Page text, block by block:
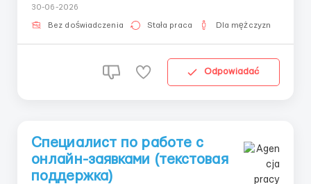
Викладка товару та підтримання порядку в
торговому залі. Робота з цінниками та асортиме...
30-06-2026
Bez doświadczenia Stała praca Dla mężczyzn
Odpowiadać
Специалист по работе с
онлайн-заявками (текстовая
поддержка)